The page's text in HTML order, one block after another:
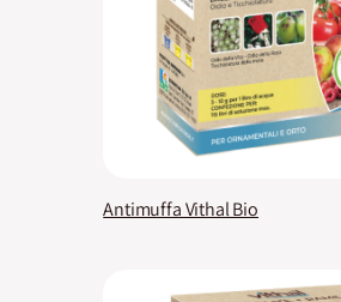
Antimuffa Vithal Bio